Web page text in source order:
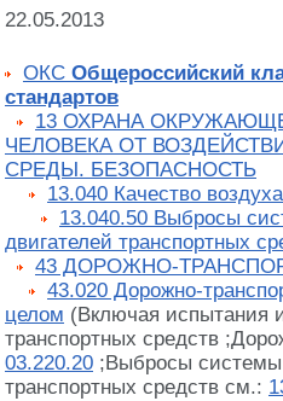
22.05.2013
ОКС Общероссийский
стандартов
13 ОХРАНА
ЧЕЛОВЕКА ОТ
СРЕДЫ. БЕЗОПАСНОСТЬ
13.040 Качество воздуха
13.040.50 Выбросы
двигателей транспортных
43 ДОРОЖНО-
43.020 Дорожно-
целом (Включая испытания
транспортных средств
03.220.20 ;Выбросы системы
транспортных средств см.: